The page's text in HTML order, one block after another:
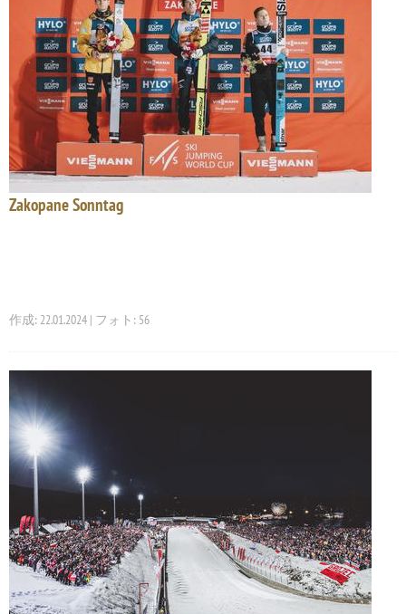
Zakopane Sonntag
作成: 22.01.2024 | フォト: 56